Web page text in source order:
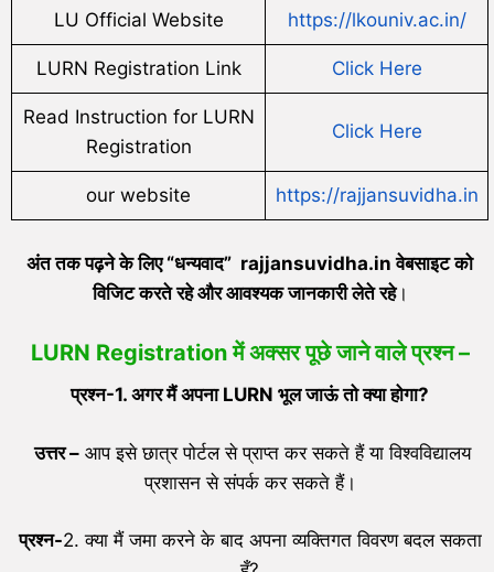
LU Official Website https://lkouniv.ac.in/
LURN Registration Link Click Here
Read Instruction for LURN
Registration
Click Here
our website https://rajjansuvidha.in
अंत तक पढ़ने के लिए “धन्यवाद” rajjansuvidha.in वेबसाइट को
विजिट करते रहे और आवश्यक जानकारी लेते रहे।
LURN Registration में अक्सर पूछे जाने वाले प्रश्न –
प्रश्न-1. अगर मैं अपना LURN भूल जाऊं तो क्या होगा?
उत्तर–आप इसे छात्र पोर्टल से प्राप्त कर सकते हैं या विश्वविद्यालय
प्रशासन से संपर्क कर सकते हैं।
प्रश्न-2. क्या मैं जमा करने के बाद अपना व्यक्तिगत विवरण बदल सकता